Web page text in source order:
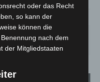
s 38%
23° 25
oder das Recht
so kann der
können die
nach dem
der Mitgliedstaaten